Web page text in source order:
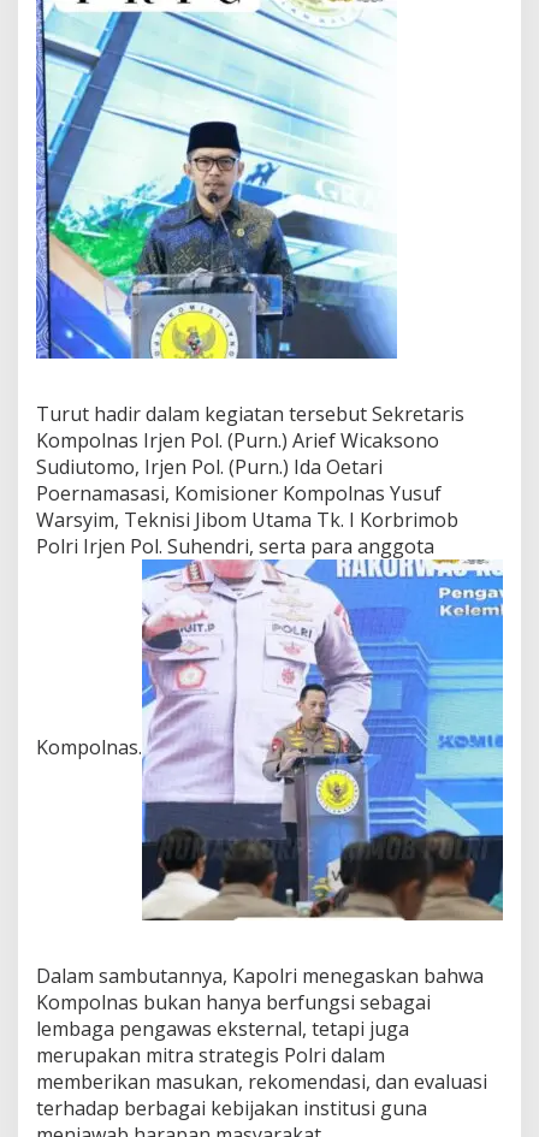
Turut hadir dalam kegiatan tersebut Sekretaris
Kompolnas Irjen Pol. (Purn.) Arief Wicaksono
Sudiutomo, Irjen Pol. (Purn.) Ida Oetari
Poernamasasi, Komisioner Kompolnas Yusuf
Warsyim, Teknisi Jibom Utama Tk. I Korbrimob
Polri Irjen Pol. Suhendri, serta para anggota
Kompolnas.
Dalam sambutannya, Kapolri menegaskan bahwa
Kompolnas bukan hanya berfungsi sebagai
lembaga pengawas eksternal, tetapi juga
merupakan mitra strategis Polri dalam
memberikan masukan, rekomendasi, dan evaluasi
terhadap berbagai kebijakan institusi guna